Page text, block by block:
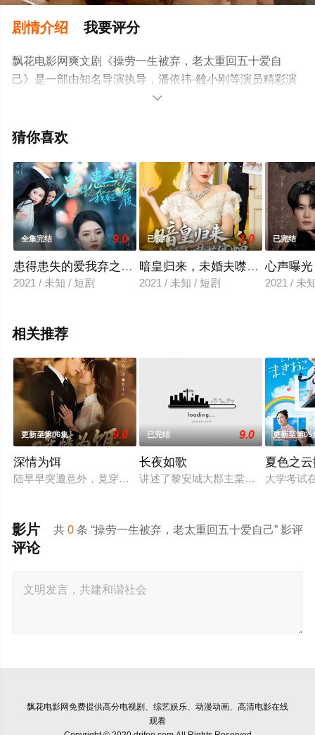
剧情介绍 我要评分
飘花电影网爽文剧《操劳一生被弃，老太重回五十爱自
己》是一部由知名导演执导，潘依祎-雒小刚等演员精彩演
绎的中国大陆电视剧，大结局剧情已揭晓（1-1全集），手
更多相关信息可移步至豆瓣电视剧、电视猫或剧情网等平

猜你喜欢
全集完结 9.0
患得患失的爱我弃之如履
2021 / 未知 / 短剧
已完结 1.0
暗皇归来，未婚夫噤若寒蝉
2021 / 未知 / 短剧
已完结
心声曝
2021 / 未
相关推荐
更新至第06集 9.0
深情为饵
陆早早突遭意外，竟穿越成民国少夫人苏沐晚，醒来，却是丈
已完结 9.0
长夜如歌
讲述了黎安城大郡主棠溪槿与烈云峥
更新至第05
夏色之
大学考试
共0 条 “操劳一生被弃，老太重回五十爱自己” 影评
影片
评论
飘花电影网免费提供高分电视剧、综艺娱乐、动漫动画、高清电影在线
观看